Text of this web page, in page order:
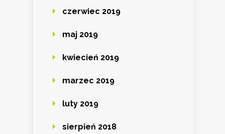
czerwiec 2019
maj 2019
kwiecień 2019
marzec 2019
luty 2019
sierpień 2018